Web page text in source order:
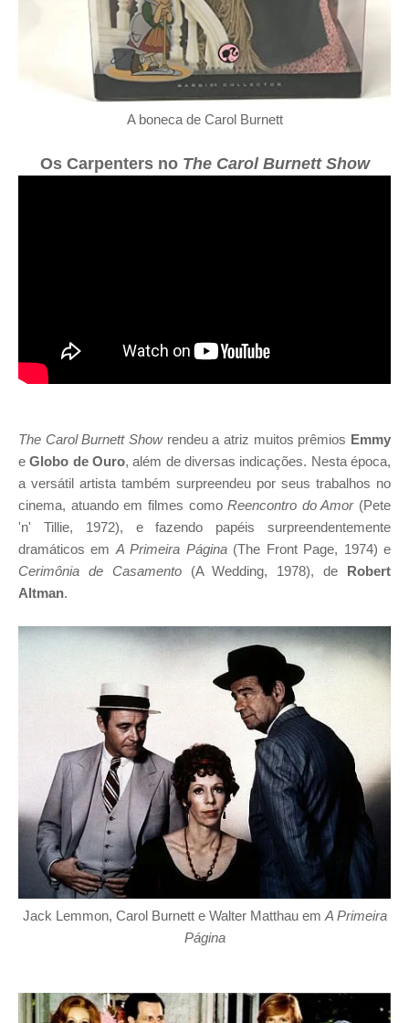
A boneca de Carol Burnett
Os Carpenters no The Carol Burnett Show
The Carol Burnett Showrendeu a atriz muitos prêmios Emmy
eGlobo de Ouro, além de diversas indicações. Nesta época,
a versátil artista também surpreendeu por seus trabalhos no
cinema, atuando em filmes comoReencontro do Amor(Pete
'n' Tillie, 1972), e fazendo papéis surpreendentemente
dramáticos em A Primeira Página(The Front Page, 1974) e
Cerimônia de Casamento(A Wedding, 1978), de Robert
Altman.
Jack Lemmon, Carol Burnett e Walter Matthau em A Primeira
Página